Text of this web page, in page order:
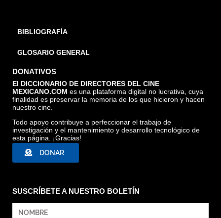
BIBLIOGRAFÍA
GLOSARIO GENERAL
DONATIVOS
El DICCIONARIO DE DIRECTORES DEL CINE
MEXICANO.COM es una plataforma digital no lucrativa, cuya
finalidad es preservar la memoria de los que hicieron y hacen
nuestro cine.
Todo apoyo contribuye a perfeccionar el trabajo de
investigación y el mantenimiento y desarrollo tecnológico de
esta página. ¡Gracias!
DONAR
SUSCRÍBETE A NUESTRO BOLETÍN